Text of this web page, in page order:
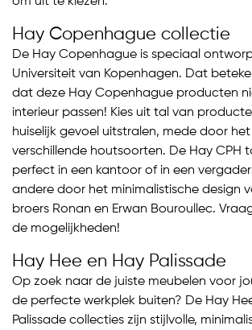
Hay Copenhague collectie
De Hay Copenhague is speciaal
Universiteit van Kopenhagen. Dat
dat deze Hay Copenhague producten
interieur passen! Kies uit tal van
huiselijk gevoel uitstralen, mede door
verschillende houtsoorten. De Hay CPH
perfect in een kantoor of in een
andere door het minimalistische design
broers Ronan en Erwan Bouroullec.
de mogelijkheden!
Hay Hee en Hay Palissade
Op zoek naar de juiste meubelen voor
de perfecte werkplek buiten? De Hay
Palissade collecties zijn stijlvolle,